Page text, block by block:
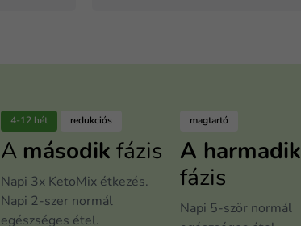
4-12 hét redukciós
A második fázis
Napi 3x KetoMix étkezés.
Napi 2-szer normál
egészséges étel.
magtartó
A harmadik
fázis
Napi 5-ször normál